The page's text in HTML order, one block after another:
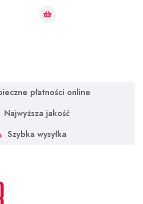
płatności online
Najwyższa jakość
Szybka wysyłka